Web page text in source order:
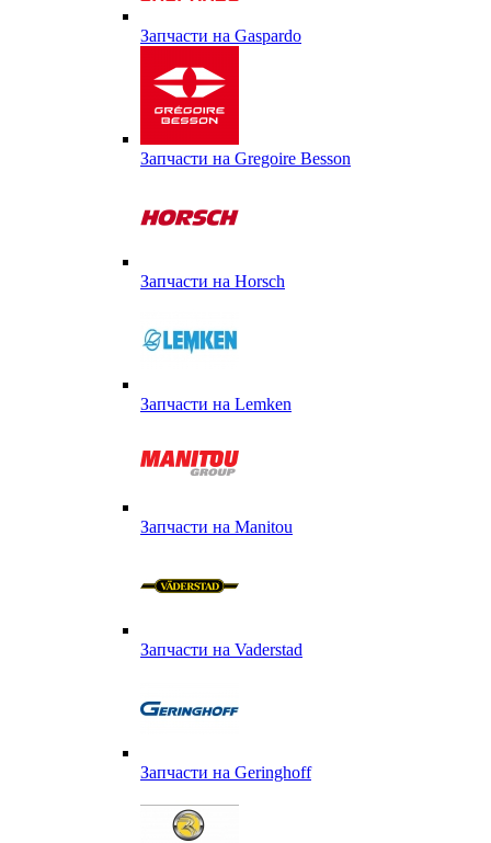
Запчасти на Gaspardo
Запчасти на Gregoire Besson
Запчасти на Horsch
Запчасти на Lemken
Запчасти на Manitou
Запчасти на Vaderstad
Запчасти на Geringhoff